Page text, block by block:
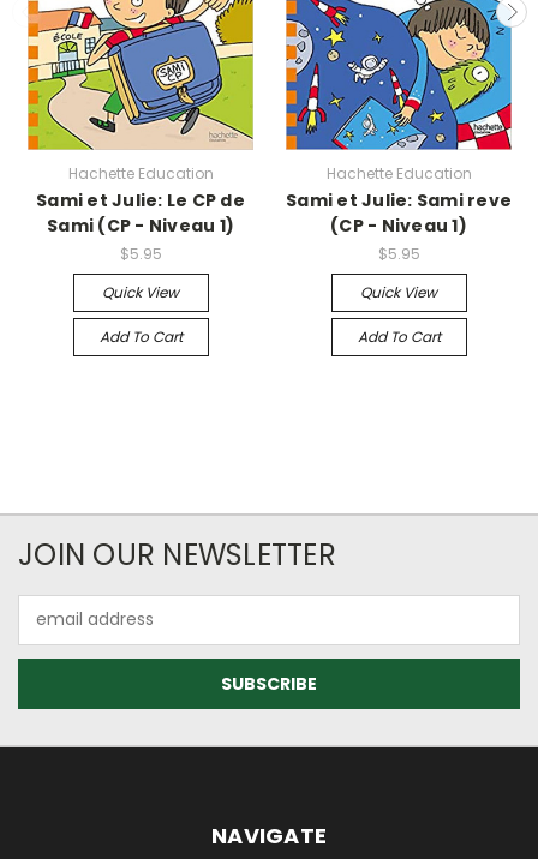
Hachette Education
Sami et Julie: Le CP de
Sami (CP - Niveau 1)
$5.95
Quick View
Add To Cart
Hachette Education
Sami et Julie: Sami reve
(CP - Niveau 1)
$5.95
Quick View
Add To Cart
JOIN OUR NEWSLETTER
Address
NAVIGATE